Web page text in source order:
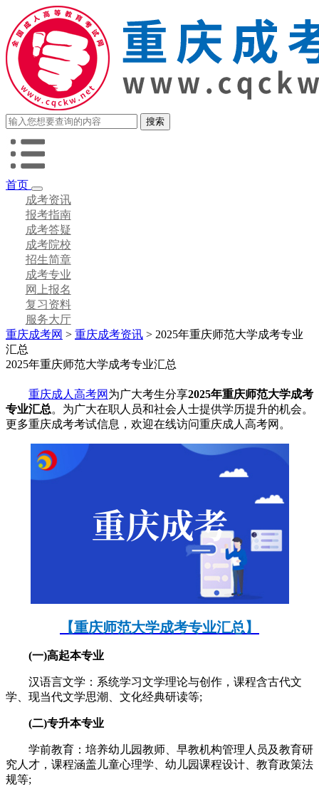
首页
成考资讯
报考指南
成考答疑
成考院校
招生简章
成考专业
网上报名
复习资料
服务大厅
重庆成考网 > 重庆成考资讯 > 2025年重庆师范大学成考专业
汇总
2025年重庆师范大学成考专业汇总
重庆成人高考网 为广大考生分享2025年重庆师范大学成考
专业汇总。为广大在职人员和社会人士提供学历提升的机会。
更多重庆成考考试信息，欢迎在线访问重庆成人高考网。
【重庆师范大学成考专业汇总】
(一)高起本专业
汉语言文学：系统学习文学理论与创作，课程含古代文
学、现当代文学思潮、文化经典研读等;
(二)专升本专业
学前教育：培养幼儿园教师、早教机构管理人员及教育研
究人才，课程涵盖儿童心理学、幼儿园课程设计、教育政策法
规等;